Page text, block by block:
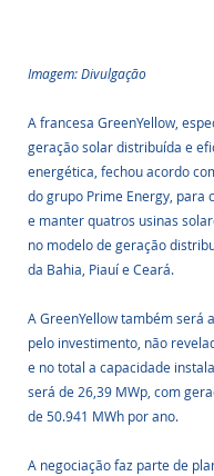
Imagem: Divulgação
A francesa GreenYellow,
geração solar distribuída e
energética, fechou acordo
do grupo Prime Energy, para
e manter quatros usinas
no modelo de geração
da Bahia, Piauí e Ceará.
A GreenYellow também será
pelo investimento, não
e no total a capacidade
será de 26,39 MWp, com
de 50.941 MWh por ano.
A negociação faz parte de